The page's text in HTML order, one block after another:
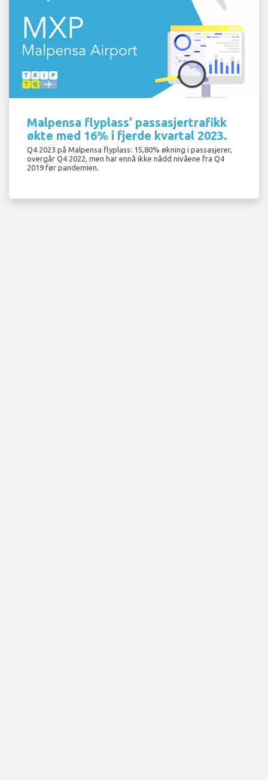
Malpensa flyplass' passasjertrafikk
økte med 16% i fjerde kvartal 2023.
Q4 2023 på Malpensa flyplass: 15,80% økning i passasjerer,
overgår Q4 2022, men har ennå ikke nådd nivåene fra Q4
2019 før pandemien.